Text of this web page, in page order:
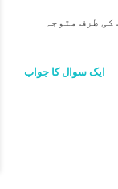
طرف متوجہ
ایک سوال کا جواب